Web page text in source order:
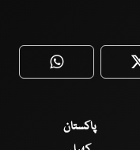
WhatsApp
پاکستان